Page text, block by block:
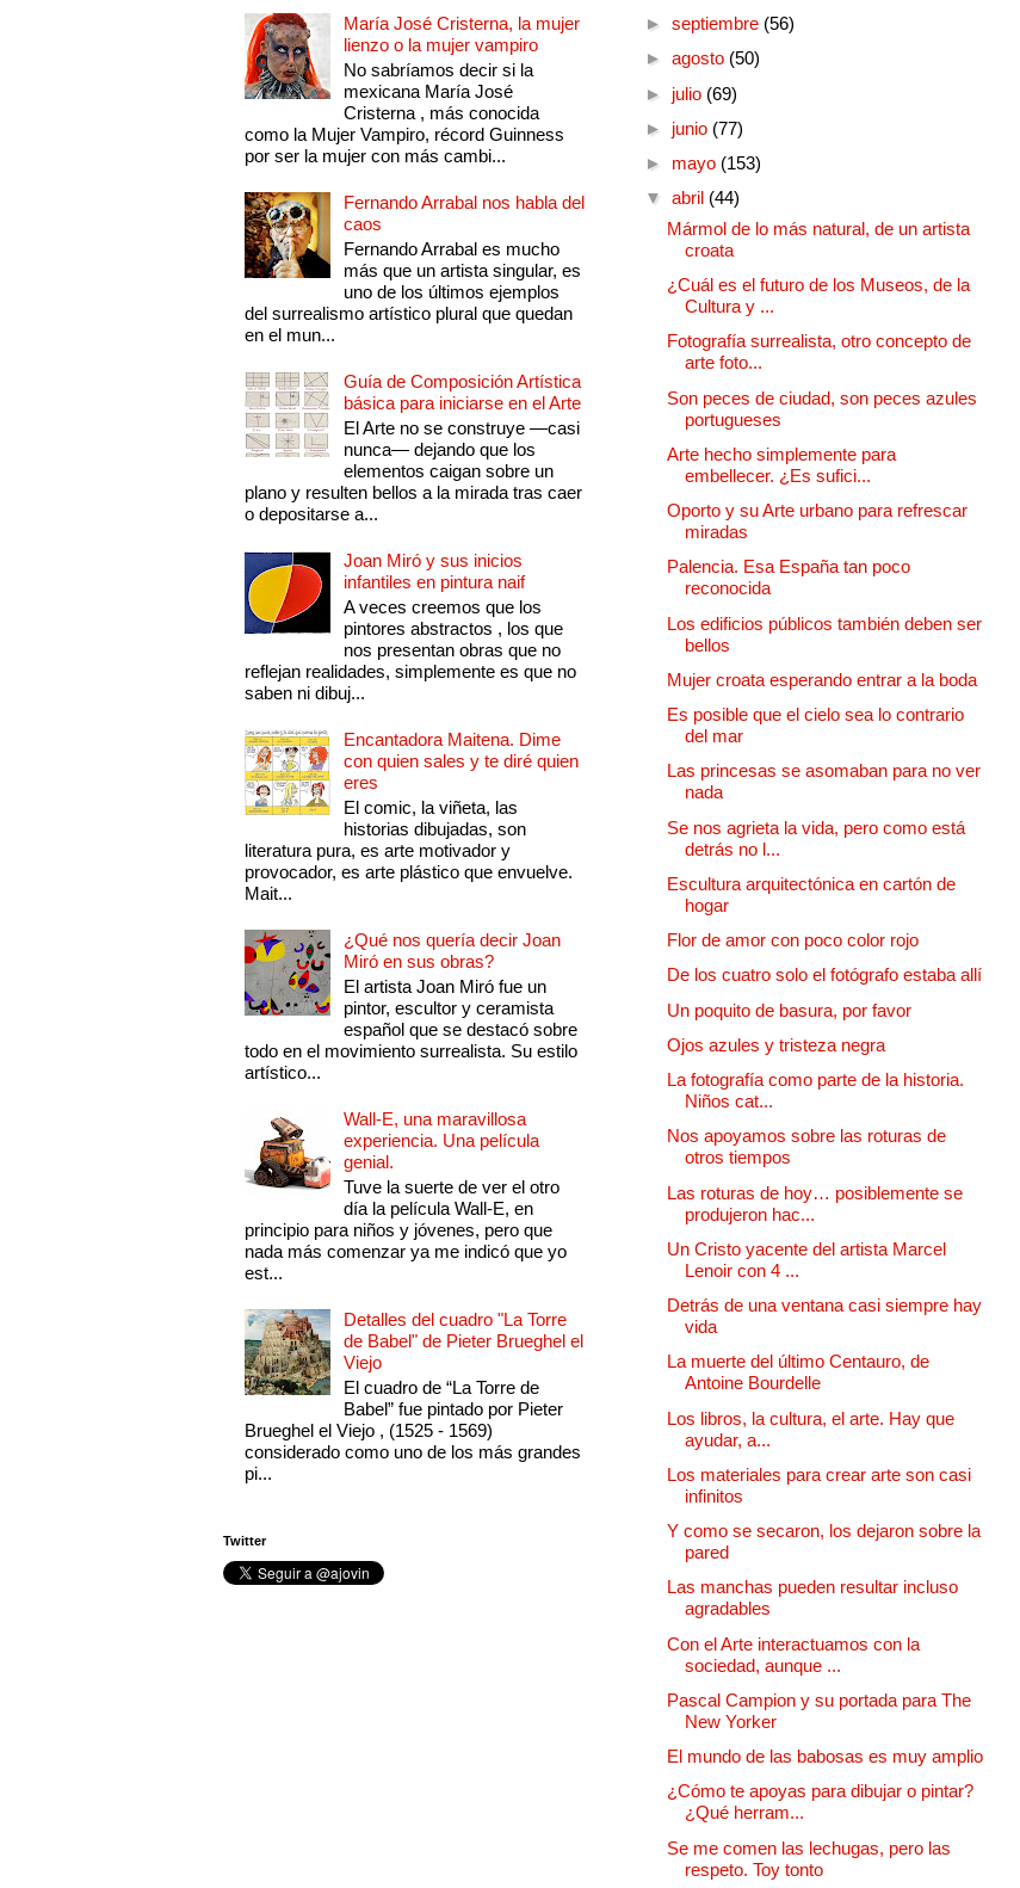
María José Cristerna, la mujer
lienzo o la mujer vampiro
No sabríamos decir si la
mexicana María José
Cristerna , más conocida
como la Mujer Vampiro, récord Guinness
por ser la mujer con más cambi...
Fernando Arrabal nos habla del
caos
Fernando Arrabal es mucho
más que un artista singular, es
uno de los últimos ejemplos
del surrealismo artístico plural que quedan
en el mun...
Guía de Composición Artística
básica para iniciarse en el Arte
El Arte no se construye —casi
nunca— dejando que los
elementos caigan sobre un
plano y resulten bellos a la mirada tras caer
o depositarse a...
Joan Miró y sus inicios
infantiles en pintura naif
A veces creemos que los
pintores abstractos , los que
nos presentan obras que no
reflejan realidades, simplemente es que no
saben ni dibuj...
Encantadora Maitena. Dime
con quien sales y te diré quien
eres
El comic, la viñeta, las
historias dibujadas, son
literatura pura, es arte motivador y
provocador, es arte plástico que envuelve.
Mait...
¿Qué nos quería decir Joan
Miró en sus obras?
El artista Joan Miró fue un
pintor, escultor y ceramista
español que se destacó sobre
todo en el movimiento surrealista. Su estilo
artístico...
Wall-E, una maravillosa
experiencia. Una película
genial.
Tuve la suerte de ver el otro
día la película Wall-E, en
principio para niños y jóvenes, pero que
nada más comenzar ya me indicó que yo
est...
Detalles del cuadro "La Torre
de Babel" de Pieter Brueghel el
Viejo
El cuadro de “La Torre de
Babel” fue pintado por Pieter
Brueghel el Viejo , (1525 - 1569)
considerado como uno de los más grandes
pi...
Twitter
► septiembre (56)
► agosto (50)
► julio (69)
► junio (77)
► mayo (153)
▼ abril (44)
Mármol de lo más natural, de un artista
croata
¿Cuál es el futuro de los Museos, de la
Cultura y ...
Fotografía surrealista, otro concepto de
arte foto...
Son peces de ciudad, son peces azules
portugueses
Arte hecho simplemente para
embellecer. ¿Es sufici...
Oporto y su Arte urbano para refrescar
miradas
Palencia. Esa España tan poco
reconocida
Los edificios públicos también deben ser
bellos
Mujer croata esperando entrar a la boda
Es posible que el cielo sea lo contrario
del mar
Las princesas se asomaban para no ver
nada
Se nos agrieta la vida, pero como está
detrás no l...
Escultura arquitectónica en cartón de
hogar
Flor de amor con poco color rojo
De los cuatro solo el fotógrafo estaba allí
Un poquito de basura, por favor
Ojos azules y tristeza negra
La fotografía como parte de la historia.
Niños cat...
Nos apoyamos sobre las roturas de
otros tiempos
Las roturas de hoy… posiblemente se
produjeron hac...
Un Cristo yacente del artista Marcel
Lenoir con 4 ...
Detrás de una ventana casi siempre hay
vida
La muerte del último Centauro, de
Antoine Bourdelle
Los libros, la cultura, el arte. Hay que
ayudar, a...
Los materiales para crear arte son casi
infinitos
Y como se secaron, los dejaron sobre la
pared
Las manchas pueden resultar incluso
agradables
Con el Arte interactuamos con la
sociedad, aunque ...
Pascal Campion y su portada para The
New Yorker
El mundo de las babosas es muy amplio
¿Cómo te apoyas para dibujar o pintar?
¿Qué herram...
Se me comen las lechugas, pero las
respeto. Toy tonto